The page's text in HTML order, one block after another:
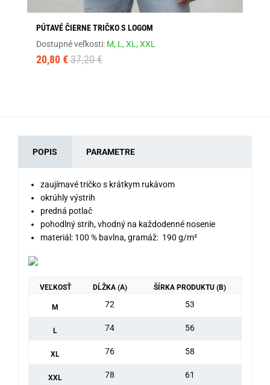
PÚTAVÉ ČIERNE TRIČKO S LOGOM
Dostupné veľkosti: M, L,XL,XXL
20,80 € 37,20 €
POPIS PARAMETRE
zaujímavé tričko s krátkym rukávom
okrúhly výstrih
predná potlač
pohodlný strih, vhodný na každodenné nosenie
materiál: 100 % bavlna, gramáž: 190 g/m²
VEĽKOSŤ DĹŽKA (A) ŠÍRKA PRODUKTU (B)
M 72 53
L 74 56
XL 76 58
XXL 78 61